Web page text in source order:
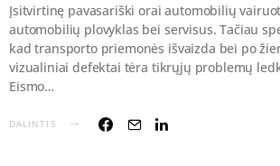
Įsitvirtinę pavasariški orai automobilių
automobilių plovyklas bei servisus. Tačiau
kad transporto priemonės išvaizda bei po
vizualiniai defektai tėra tikrųjų problemų
Eismo…
DALINTIS